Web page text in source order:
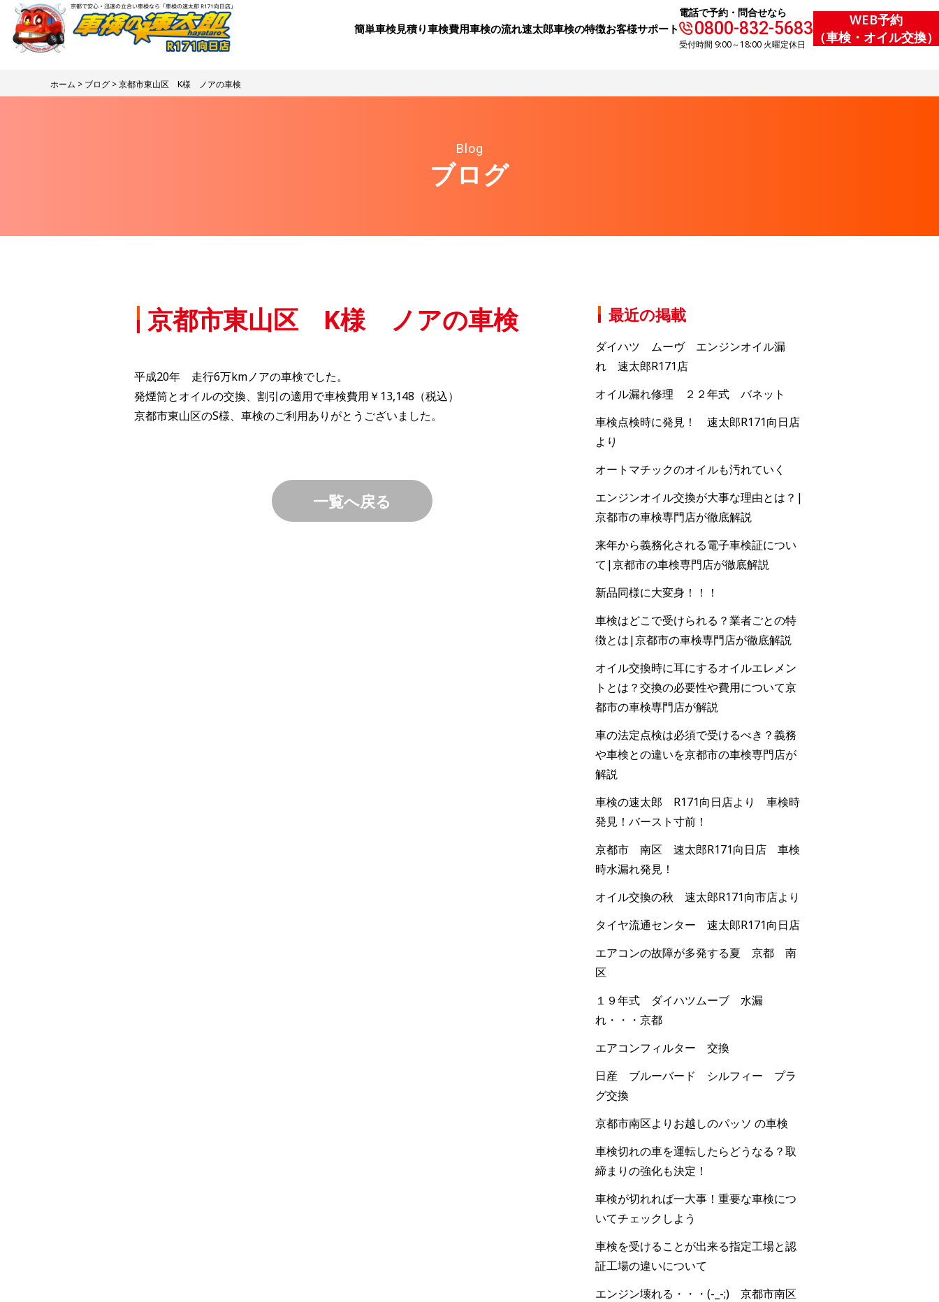
簡単車検見積り⾞検費⽤⾞検の流れ速太郎⾞検の特徴お客様サポート
電話で予約・問合せなら
0800-832-5683
受付時間 9:00～18:00 火曜定休日
WEB予約
（車検・オイル交換）
ホーム > ブログ > 京都市東山区 K様 ノアの車検
Blog
ブログ
京都市東山区 K様 ノアの車検
平成20年 走行6万kmノアの車検でした。
発煙筒とオイルの交換、割引の適用で車検費用￥13,148（税込）
京都市東山区のS様、車検のご利用ありがとうございました。
一覧へ戻る
最近の掲載
ダイハツ ムーヴ エンジンオイル漏
れ 速太郎R171店
オイル漏れ修理 ２２年式 バネット
車検点検時に発見！ 速太郎R171向日店
より
オートマチックのオイルも汚れていく
エンジンオイル交換が大事な理由とは？|
京都市の車検専門店が徹底解説
来年から義務化される電子車検証につい
て|京都市の車検専門店が徹底解説
新品同様に大変身！！！
車検はどこで受けられる？業者ごとの特
徴とは|京都市の車検専門店が徹底解説
オイル交換時に耳にするオイルエレメン
トとは？交換の必要性や費用について京
都市の車検専門店が解説
車の法定点検は必須で受けるべき？義務
や車検との違いを京都市の車検専門店が
解説
車検の速太郎 R171向日店より 車検時
発見！バースト寸前！
京都市 南区 速太郎R171向日店 車検
時水漏れ発見！
オイル交換の秋 速太郎R171向市店より
タイヤ流通センター 速太郎R171向日店
エアコンの故障が多発する夏 京都 南
区
１９年式 ダイハツムーブ 水漏
れ・・・京都
エアコンフィルター 交換
日産 ブルーバード シルフィー プラ
グ交換
京都市南区よりお越しのパッソ の車検
車検切れの車を運転したらどうなる？取
締まりの強化も決定！
車検が切れれば一大事！重要な車検につ
いてチェックしよう
車検を受けることが出来る指定工場と認
証工場の違いについて
エンジン壊れる・・・(-_-;) 京都市南区